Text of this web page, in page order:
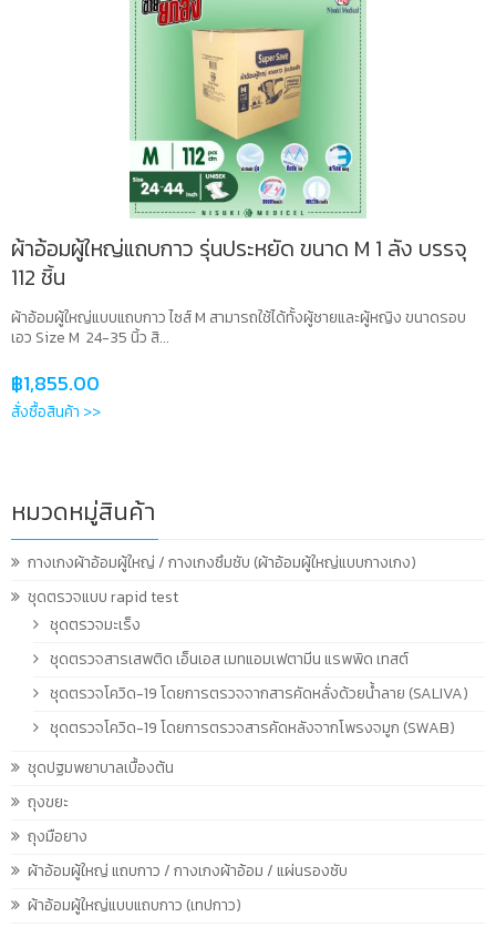
ผ้าอ้อมผู้ใหญ่แถบกาว รุ่นประหยัด ขนาด M 1 ลัง บรรจุ
112 ชิ้น
ผ้าอ้อมผู้ใหญ่แบบแถบกาว ไซส์ M สามารถใช้ได้ทั้งผู้ชายและผู้หญิง ขนาดรอบ
เอว Size M 24-35 นิ้ว สิ...
฿1,855.00
สั่งซื้อสินค้า >>
หมวดหมู่สินค้า
กางเกงผ้าอ้อมผู้ใหญ่ / กางเกงซึมซับ (ผ้าอ้อมผู้ใหญ่แบบกางเกง)
ชุดตรวจแบบ rapid test
ชุดตรวจมะเร็ง
ชุดตรวจสารเสพติด เอ็นเอส เมทแอมเฟตามีน แรพพิด เทสต์
ชุดตรวจโควิด-19 โดยการตรวจจากสารคัดหลั่งด้วยน้ำลาย (SALIVA)
ชุดตรวจโควิด-19 โดยการตรวจสารคัดหลังจากโพรงจมูก (SWAB)
ชุดปฐมพยาบาลเบื้องต้น
ถุงขยะ
ถุงมือยาง
ผ้าอ้อมผู้ใหญ่ แถบกาว / กางเกงผ้าอ้อม / แผ่นรองซับ
ผ้าอ้อมผู้ใหญ่แบบแถบกาว (เทปกาว)